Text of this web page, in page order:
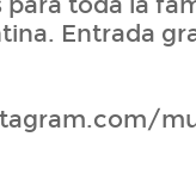
Entrada